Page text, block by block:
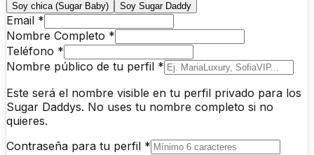
Soy chica (Sugar Baby) Soy Sugar Daddy
Email *
Nombre Completo *
Teléfono *
Nombre público de tu perfil *
Este será el nombre visible en tu perfil privado para los
Sugar Daddys. No uses tu nombre completo si no
quieres.
Contraseña para tu perfil *